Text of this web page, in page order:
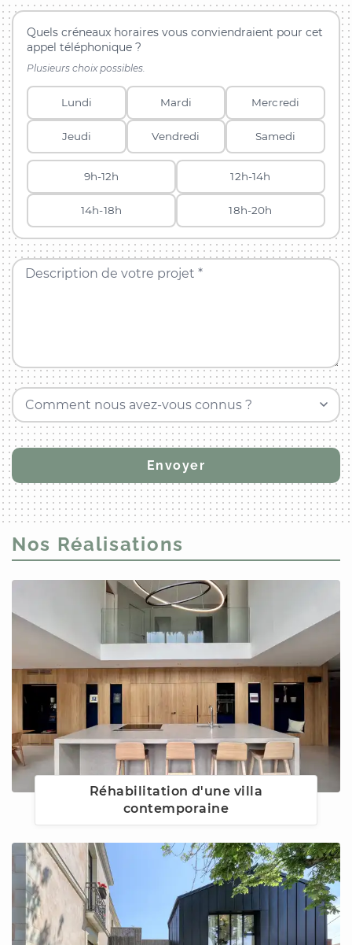
Quels créneaux horaires vous conviendraient pour cet
appel téléphonique ?
Plusieurs choix possibles.
Lundi Mardi Mercredi
Jeudi Vendredi Samedi
9h-12h 12h-14h
14h-18h 18h-20h
Description de votre projet *
Comment nous avez-vous connus ?
Nos Réalisations
Réhabilitation d'une villa
contemporaine